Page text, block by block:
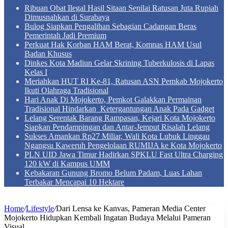
Ribuan Obat Ilegal Hasil Sitaan Senilai Ratusan Juta Rupiah
Dimusnahkan di Surabaya
Bulog Siapkan Pengalihan Sebagian Cadangan Beras
Pemerintah Jadi Premium
Perkuat Hak Korban HAM Berat, Komnas HAM Usul
Badan Khusus
Dinkes Kota Madiun Gelar Skrining Tuberkulosis di Lapas
Kelas I
Meriahkan HUT RI Ke-81, Ratusan ASN Pemkab Mojokerto
Ikuti Olahraga Tradisional
Hari Anak Di Mojokerto, Pemkot Galakkan Permainan
Tradisional Hindarkan Ketergantungan Anak Pada Gadget
Lelang Serentak Barang Rampasan, Kejari Kota Mojokerto
Siapkan Pendampingan dan Antar-Jemput Risalah Lelang
Sukses Amankan Rp27 Miliar, Wali Kota Lubuk Linggau
Ngangsu Kaweruh Pengelolaan RUMIJA ke Kota Mojokerto
PLN UID Jawa Timur Hadirkan SPKLU Fast Ultra Charging
120 kW di Kampus UMM
Kebakaran Gunung Bromo Belum Padam, Luas Lahan
Terbakar Mencapai 10 Hektare
Home/Lifestyle/Dari Lensa ke Kanvas, Pameran Media Center
Mojokerto Hidupkan Kembali Ingatan Budaya Melalui Pameran